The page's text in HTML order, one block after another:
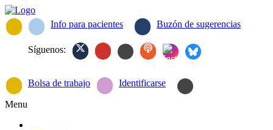
Info para pacientes Buzón de sugerencias
Síguenos:
Bolsa de trabajo Identificarse
Menu